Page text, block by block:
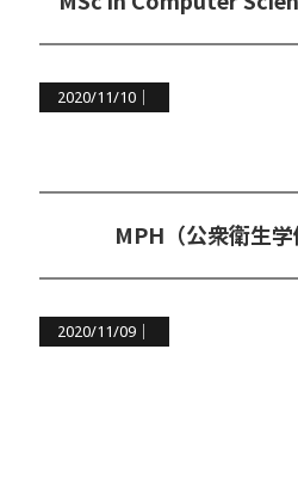
2020/11/10｜
MPH（公衆衛生学
2020/11/09｜